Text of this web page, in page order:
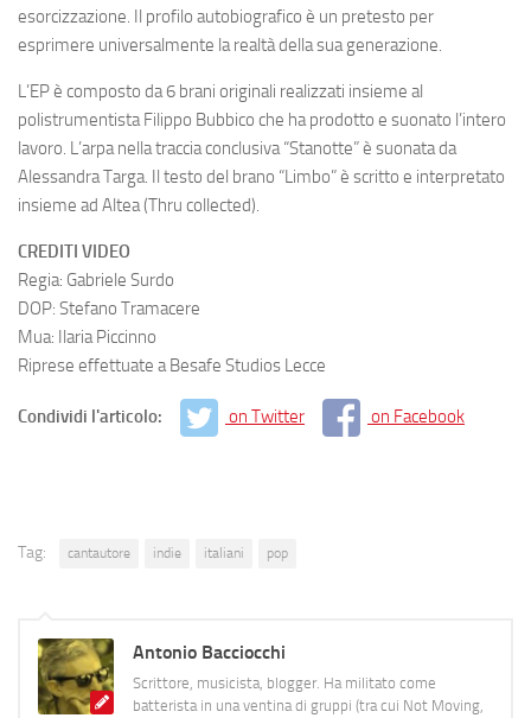
esorcizzazione. Il profilo autobiografico è un pretesto per
esprimere universalmente la realtà della sua generazione.
L’EP è composto da 6 brani originali realizzati insieme al
polistrumentista Filippo Bubbico che ha prodotto e suonato l’intero
lavoro. L’arpa nella traccia conclusiva “Stanotte” è suonata da
Alessandra Targa. Il testo del brano “Limbo” è scritto e interpretato
insieme ad Altea (Thru collected).
CREDITI VIDEO
Regia: Gabriele Surdo
DOP: Stefano Tramacere
Mua: Ilaria Piccinno
Riprese effettuate a Besafe Studios Lecce
Condividi l'articolo: on Twitter on Facebook
Tag: cantautore indie italiani pop
Antonio Bacciocchi
Scrittore, musicista, blogger. Ha militato come
batterista in una ventina di gruppi (tra cui Not Moving,